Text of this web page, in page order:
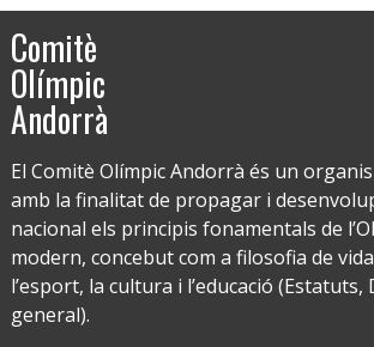
Comitè
Olímpic
Andorrà
El Comitè Olímpic Andorrà és un
amb la finalitat de propagar i
nacional els principis fonamentals de
modern, concebut com a filosofia de
l’esport, la cultura i l’educació (Estatuts,
general).